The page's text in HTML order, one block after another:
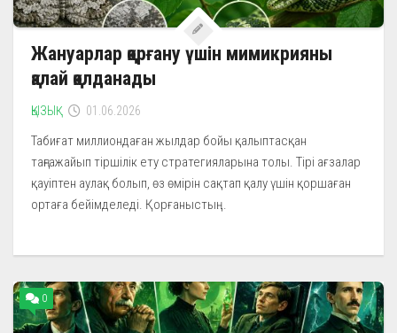
Жануарлар қорғану үшін мимикрияны
қалай қолданады
ҚЫЗЫҚ 01.06.2026
Табиғат миллиондаған жылдар бойы қалыптасқан
таңғажайып тіршілік ету стратегияларына толы. Тірі ағзалар
қауіптен аулақ болып, өз өмірін сақтап қалу үшін қоршаған
ортаға бейімделеді. Қорғаныстың...
0